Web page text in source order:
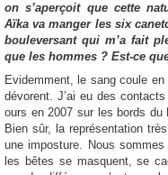
on s’aperçoit que cette
Aïka va manger les six
bouleversant qui m’a fait
que les hommes ? Est-ce
Evidemment, le sang coule
dévorent. J’ai eu des
ours en 2007 sur les bords
Bien sûr, la représentation
une imposture. Nous
les bêtes se masquent, se